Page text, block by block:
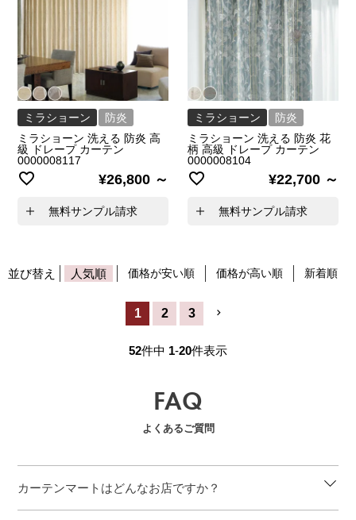
ミラショーン
防炎
ミラショーン 洗える 防炎 高
級 ドレープ カーテン
0000008117
¥26,800
無料サンプル請求
ミラショーン
防炎
ミラショーン 洗える 防炎 花
柄 高級 ドレープ カーテン
0000008104
¥22,700
無料サンプル請求
並び替え 人気順 価格が安い順 価格が高い順 新着順
52件中 1-20件表示
1 2 3
FAQ
よくあるご質問
カーテンマートはどんなお店ですか？